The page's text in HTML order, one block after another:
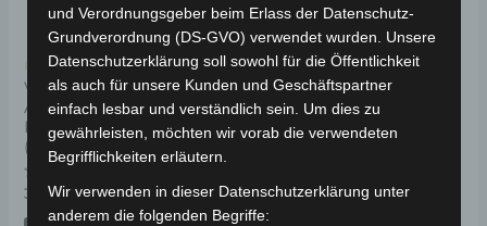
Kostenloser Versand
VSX VORDERES
ARMATURENBRETT
KUNSTSTOFF
(WINDSCHUTZ)
Bewertet
mit
0
39,00€ *
Kostenloser Versand
VSX MITTLERER
STÄNDERFEDER
vonIN DEN WARENKORB
und Verordnungsgeber beim Erlass der Datenschutz-
Grundverordnung (DS-GVO) verwendet wurden. Unsere
Datenschutzerklärung soll sowohl für die Öffentlichkeit
als auch für unsere Kunden und Geschäftspartner
einfach lesbar und verständlich sein. Um dies zu
gewährleisten, möchten wir vorab die verwendeten
Begrifflichkeiten erläutern.
Wir verwenden in dieser Datenschutzerklärung unter
anderem die folgenden Begriffe: